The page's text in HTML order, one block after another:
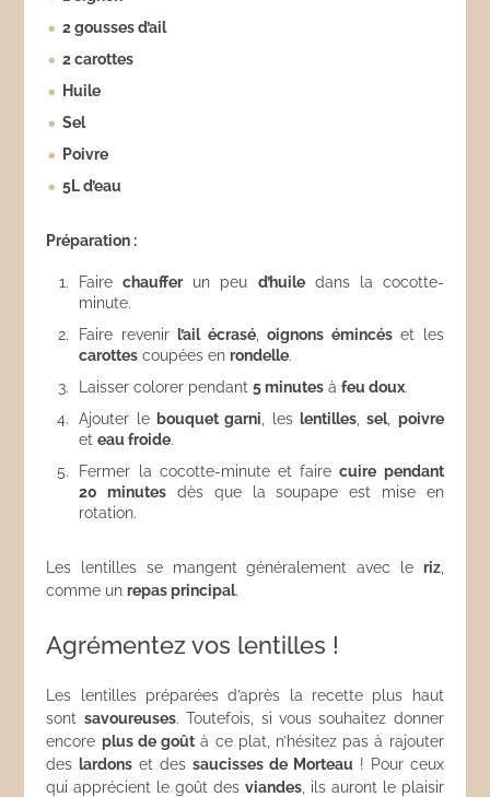
2 gousses d’ail
2 carottes
Huile
Sel
Poivre
5L d’eau
Préparation :
Fairechaufferun peu d’huiledans la cocotte-
minute.
Faire revenir l’ail écrasé,oignons émincéset les
carottes coupées enrondelle.
Laisser colorer pendant5 minutes àfeu doux.
Ajouter le bouquet garni , les lentilles,sel, poivre
eteau froide.
Fermer la cocotte-minute et fairecuire pendant
20 minutes dès que la soupape est mise en
rotation.
Les lentilles se mangent généralement avec le riz,
comme unrepas principal.
Agrémentez vos lentilles !
Les lentilles préparées d’après la recette plus haut
sont savoureuses. Toutefois, si vous souhaitez donner
encore plus de goût à ce plat, n’hésitez pas à rajouter
des lardons et dessaucisses de Morteau ! Pour ceux
qui apprécient le goût des viandes, ils auront le plaisir